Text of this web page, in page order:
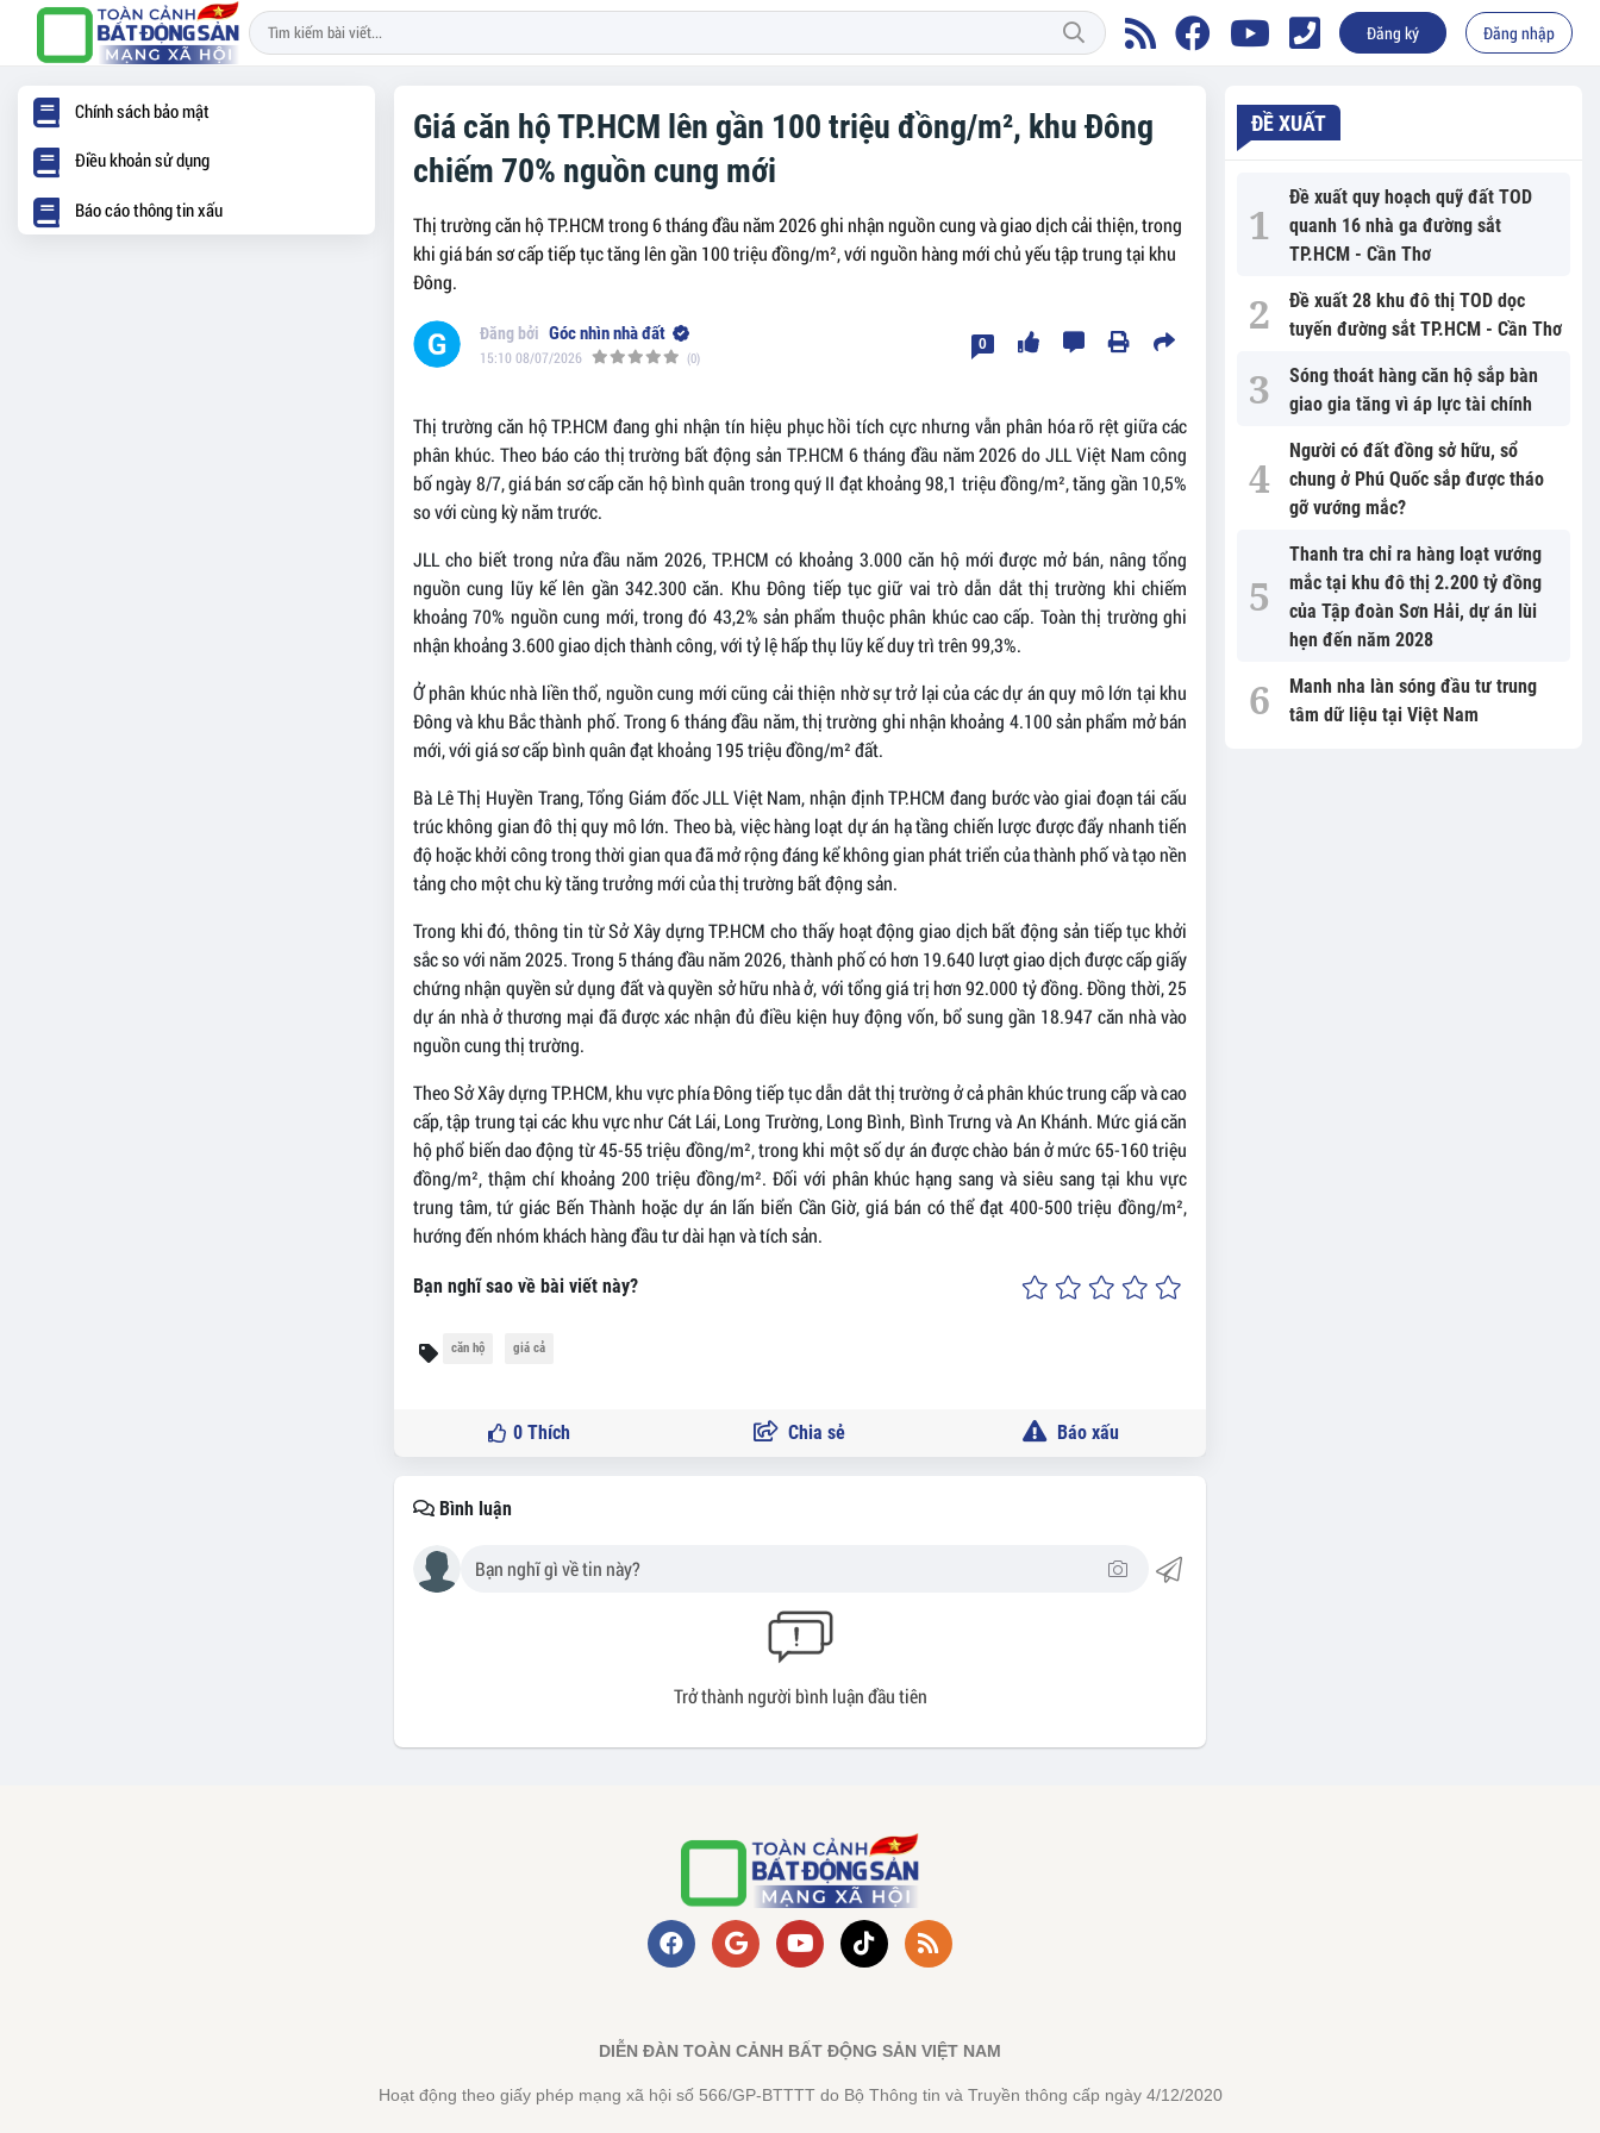
Đăng ký Đăng nhập
Giá căn hộ TP.HCM lên gần 100 triệu đồng/m², khu Đông
chiếm 70% nguồn cung mới
Thị trường căn hộ TP.HCM trong 6 tháng đầu năm 2026 ghi nhận nguồn cung và giao dịch cải thiện, trong
khi giá bán sơ cấp tiếp tục tăng lên gần 100 triệu đồng/m², với nguồn hàng mới chủ yếu tập trung tại khu
Đông.
Góc nhìn nhà đất
15:10 08/07/2026 (0)
0
Thị trường căn hộ TP.HCM đang ghi nhận tín hiệu phục hồi tích cực nhưng vẫn phân hóa rõ rệt giữa các
phân khúc. Theo báo cáo thị trường bất động sản TP.HCM 6 tháng đầu năm 2026 do JLL Việt Nam công
bố ngày 8/7, giá bán sơ cấp căn hộ bình quân trong quý II đạt khoảng 98,1 triệu đồng/m², tăng gần 10,5%
so với cùng kỳ năm trước.
JLL cho biết trong nửa đầu năm 2026, TP.HCM có khoảng 3.000 căn hộ mới được mở bán, nâng tổng
nguồn cung lũy kế lên gần 342.300 căn. Khu Đông tiếp tục giữ vai trò dẫn dắt thị trường khi chiếm
khoảng 70% nguồn cung mới, trong đó 43,2% sản phẩm thuộc phân khúc cao cấp. Toàn thị trường ghi
nhận khoảng 3.600 giao dịch thành công, với tỷ lệ hấp thụ lũy kế duy trì trên 99,3%.
Ở phân khúc nhà liền thổ, nguồn cung mới cũng cải thiện nhờ sự trở lại của các dự án quy mô lớn tại khu
Đông và khu Bắc thành phố. Trong 6 tháng đầu năm, thị trường ghi nhận khoảng 4.100 sản phẩm mở bán
mới, với giá sơ cấp bình quân đạt khoảng 195 triệu đồng/m² đất.
Bà Lê Thị Huyền Trang, Tổng Giám đốc JLL Việt Nam, nhận định TP.HCM đang bước vào giai đoạn tái cấu
trúc không gian đô thị quy mô lớn. Theo bà, việc hàng loạt dự án hạ tầng chiến lược được đẩy nhanh tiến
độ hoặc khởi công trong thời gian qua đã mở rộng đáng kể không gian phát triển của thành phố và tạo nền
tảng cho một chu kỳ tăng trưởng mới của thị trường bất động sản.
Trong khi đó, thông tin từ Sở Xây dựng TP.HCM cho thấy hoạt động giao dịch bất động sản tiếp tục khởi
sắc so với năm 2025. Trong 5 tháng đầu năm 2026, thành phố có hơn 19.640 lượt giao dịch được cấp giấy
chứng nhận quyền sử dụng đất và quyền sở hữu nhà ở, với tổng giá trị hơn 92.000 tỷ đồng. Đồng thời, 25
dự án nhà ở thương mại đã được xác nhận đủ điều kiện huy động vốn, bổ sung gần 18.947 căn nhà vào
nguồn cung thị trường.
Theo Sở Xây dựng TP.HCM, khu vực phía Đông tiếp tục dẫn dắt thị trường ở cả phân khúc trung cấp và cao
cấp, tập trung tại các khu vực như Cát Lái, Long Trường, Long Bình, Bình Trưng và An Khánh. Mức giá căn
hộ phổ biến dao động từ 45-55 triệu đồng/m², trong khi một số dự án được chào bán ở mức 65-160 triệu
đồng/m², thậm chí khoảng 200 triệu đồng/m². Đối với phân khúc hạng sang và siêu sang tại khu vực
trung tâm, tứ giác Bến Thành hoặc dự án lấn biển Cần Giờ, giá bán có thể đạt 400-500 triệu đồng/m²,
hướng đến nhóm khách hàng đầu tư dài hạn và tích sản.
Bạn nghĩ sao về bài viết này?
căn hộ giá cả
0 Thích Chia sẻ Báo xấu
Bình luận
Trở thành người bình luận đầu tiên
Chính sách bảo mật
Điều khoản sử dụng
Báo cáo thông tin xấu
ĐỀ XUẤT
Đề xuất quy hoạch quỹ đất TOD
quanh 16 nhà ga đường sắt
TP.HCM - Cần Thơ
Đề xuất 28 khu đô thị TOD dọc
tuyến đường sắt TP.HCM - Cần Thơ
Sóng thoát hàng căn hộ sắp bàn
giao gia tăng vì áp lực tài chính
Người có đất đồng sở hữu, sổ
chung ở Phú Quốc sắp được tháo
gỡ vướng mắc?
Thanh tra chỉ ra hàng loạt vướng
mắc tại khu đô thị 2.200 tỷ đồng
của Tập đoàn Sơn Hải, dự án lùi
hẹn đến năm 2028
Manh nha làn sóng đầu tư trung
tâm dữ liệu tại Việt Nam
DIỄN ĐÀN TOÀN CẢNH BẤT ĐỘNG SẢN VIỆT NAM
Hoạt động theo giấy phép mạng xã hội số 566/GP-BTTTT do Bộ Thông tin và Truyền thông cấp ngày 4/12/2020